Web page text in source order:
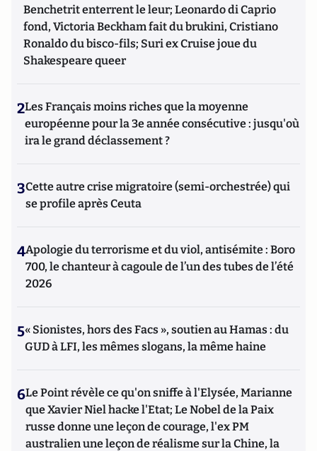
Benchetrit enterrent le leur; Leonardo di Caprio
fond, Victoria Beckham fait du brukini, Cristiano
Ronaldo du bisco-fils; Suri ex Cruise joue du
Shakespeare queer
2Les Français moins riches que la moyenne
européenne pour la 3e année consécutive : jusqu'où
ira le grand déclassement ?
3Cette autre crise migratoire (semi-orchestrée) qui
se profile après Ceuta
4Apologie du terrorisme et du viol, antisémite : Boro
700, le chanteur à cagoule de l’un des tubes de l’été
2026
5« Sionistes, hors des Facs », soutien au Hamas : du
GUD à LFI, les mêmes slogans, la même haine
6Le Point révèle ce qu'on sniffe à l'Elysée, Marianne
que Xavier Niel hacke l'Etat; Le Nobel de la Paix
russe donne une leçon de courage, l'ex PM
australien une leçon de réalisme sur la Chine, la